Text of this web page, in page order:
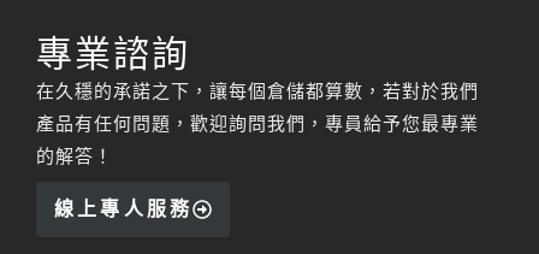
專業諮詢
在久穩的承諾之下，讓每個倉儲都算數，若對於我們
產品有任何問題，歡迎詢問我們，專員給予您最專業
的解答！
線上專人服務